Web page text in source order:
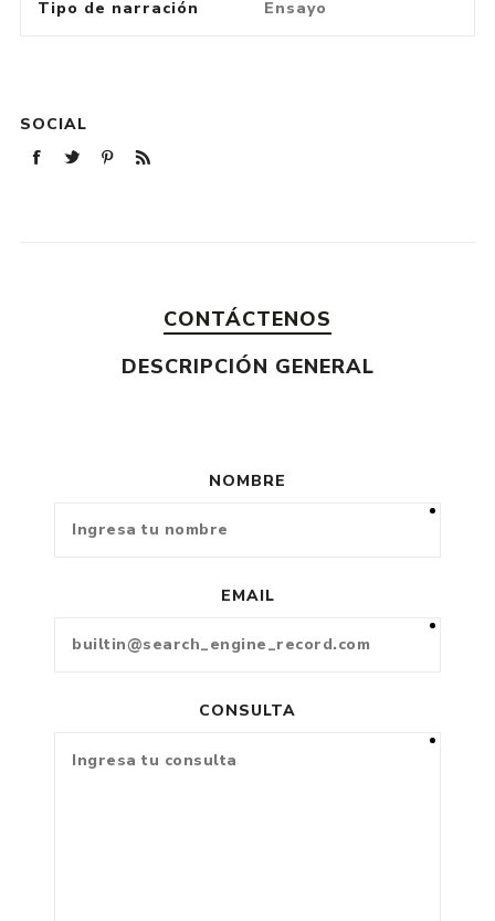
Tipo de narración Ensayo
SOCIAL
CONTÁCTENOS
DESCRIPCIÓN GENERAL
NOMBRE
EMAIL
CONSULTA